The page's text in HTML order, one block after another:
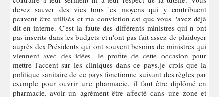
devez sauver des vies tous les moyens qui y contribuent
peuvent être utilisés et ma conviction est que vous l'avez déjà
dit en interne. C'est la faute des différents ministres qui n ont
pas inscrits dans les budgets et n'ont pas fait assez de plaidoyer
auprès des Présidents qui ont souvent besoins de ministres qui
viennent avec des idées. Je profite de cette occasion pour
mettre l'accent sur les cliniques dans ce pays.je crois que la
politique sanitaire de ce pays fonctionne suivant des règles par
exemple pour ouvrir une pharmacie, il faut être diplômé en
pharmacie, avoir un agrément être affecté dans une zone et